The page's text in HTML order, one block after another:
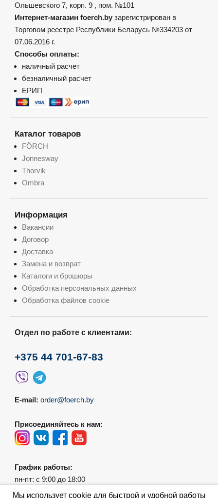
Ольшевского 7, корп. 9 , пом. №101
Интернет-магазин foerch.by зарегистрирован в
Торговом реестре Республики Беларусь №334203 от
07.06.2016 г.
Способы оплаты:
наличный расчет
безналичный расчет
ЕРИП
Каталог товаров
FÖRCH
Jonnesway
Thorvik
Ombra
Информация
Вакансии
Договор
Доставка
Замена и возврат
Каталоги и брошюры
Обработка персональных данных
Обработка файлов cookie
Отдел по работе с клиентами:
+375 44 701-67-83
E-mail: order@foerch.by
Присоединяйтесь к нам:
График работы:
пн-пт: с 9:00 до 18:00
сб-вс: выходной
Мы использует cookie для быстрой и удобной работы